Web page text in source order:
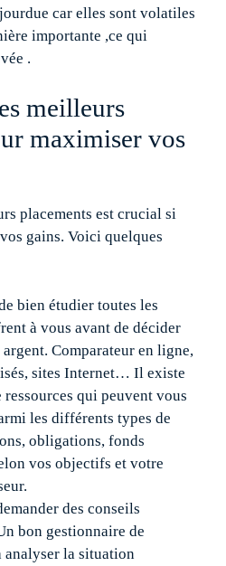
car elles sont volatiles
importante ,ce qui
.
meilleurs
maximiser vos
placements est crucial si
gains. Voici quelques
bien étudier toutes les
à vous avant de décider
Comparateur en ligne,
sites Internet… Il existe
qui peuvent vous
les différents types de
obligations, fonds
vos objectifs et votre
des conseils
bon gestionnaire de
analyser la situation